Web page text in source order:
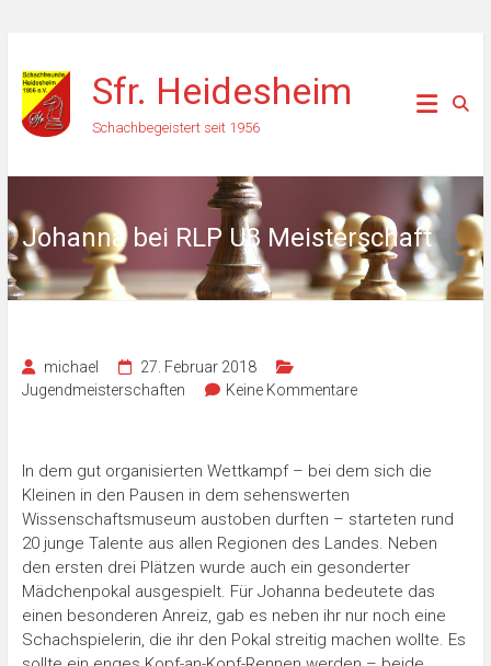
Inhalt
springen
Sfr. Heidesheim
Schachbegeistert seit 1956
Johanna bei RLP U8 Meisterschaft
michael
27. Februar 2018
Jugendmeisterschaften
Keine Kommentare
In dem gut organisierten Wettkampf – bei dem sich die
Kleinen in den Pausen in dem sehenswerten
Wissenschaftsmuseum austoben durften – starteten rund
20 junge Talente aus allen Regionen des Landes. Neben
den ersten drei Plätzen wurde auch ein gesonderter
Mädchenpokal ausgespielt. Für Johanna bedeutete das
einen besonderen Anreiz, gab es neben ihr nur noch eine
Schachspielerin, die ihr den Pokal streitig machen wollte. Es